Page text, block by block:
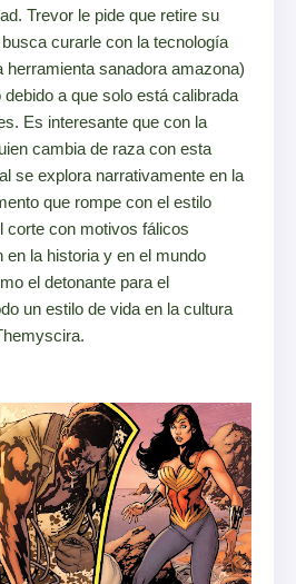
Trevor le pide que retire su
curarle con la tecnología
herramienta sanadora amazona)
a que solo está calibrada
Es interesante que con la
cambia de raza con esta
se explora narrativamente en la
que rompe con el estilo
corte con motivos fálicos
en la historia y en el mundo
el detonante para el
un estilo de vida en la cultura